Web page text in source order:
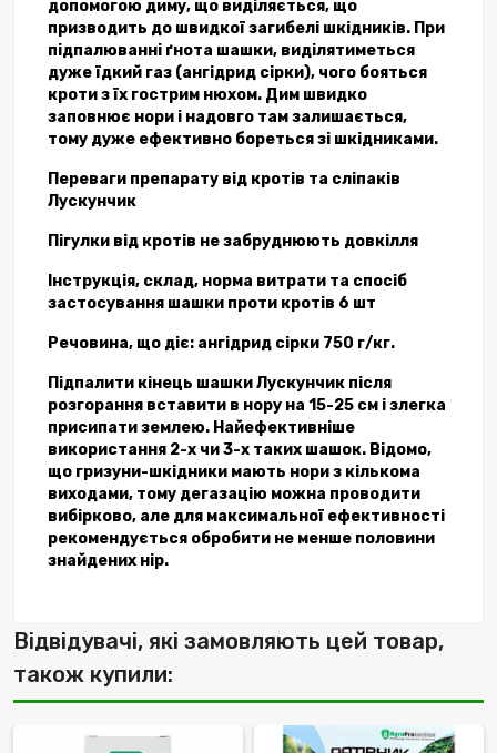
допомогою диму, що виділяється, що
призводить до швидкої загибелі шкідників. При
підпалюванні ґнота шашки, виділятиметься
дуже їдкий газ (ангідрид сірки), чого бояться
кроти з їх гострим нюхом. Дим швидко
заповнює нори і надовго там залишається,
тому дуже ефективно бореться зі шкідниками.
Переваги препарату від кротів та сліпаків
Лускунчик
Пігулки від кротів не забруднюють довкілля
Інструкція, склад, норма витрати та спосіб
застосування шашки проти кротів 6 шт
Речовина, що діє: ангідрид сірки 750 г/кг.
Підпалити кінець шашки Лускунчик після
розгорання вставити в нору на 15-25 см і злегка
присипати землею. Найефективніше
використання 2-х чи 3-х таких шашок. Відомо,
що гризуни-шкідники мають нори з кількома
виходами, тому дегазацію можна проводити
вибірково, але для максимальної ефективності
рекомендується обробити не менше половини
знайдених нір.
Відвідувачі, які замовляють цей товар,
також купили: